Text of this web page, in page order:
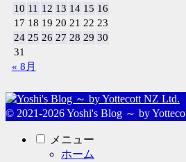
10 11 12 13 14 15 16
17 18 19 20 21 22 23
24 25 26 27 28 29 30
31
« 8月
© 2021-2026 Yoshi's Blog ～ by
メニュー
ホーム